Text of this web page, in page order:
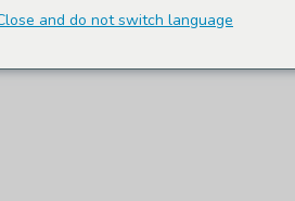
and do not switch language